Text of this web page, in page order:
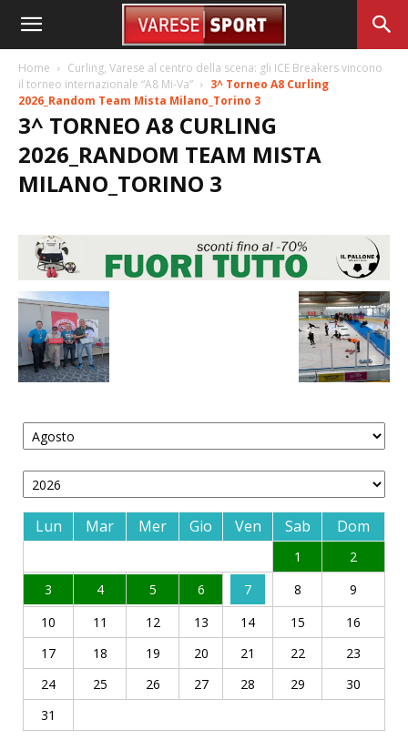
Home
Curling, Varese al centro della scena: gli ICE Breakers vincono
il torneo internazionale “A8 Mi-Va”
3^ Torneo A8 Curling
2026_Random Team Mista Milano_Torino 3
3^ TORNEO A8 CURLING
2026_RANDOM TEAM MISTA
MILANO_TORINO 3
Lun Mar Mer Gio Ven Sab Dom
1
2
3
4 5 6 7 8
9
10
11 12 13 14 15
16
17
18 19 20 21 22
23
24
25 26 27 28 29
30
31